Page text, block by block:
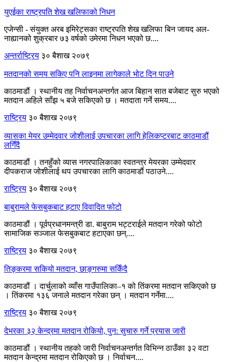
युएईका राष्ट्रपति शेख खलिफाको निधन
एजेन्सी - संयुक्त अरब इमिरेट्सका राष्ट्रपति शेख खलिफा बिन जायद अल-
नाह्यानको शुक्रबार ७३ वर्षको उमेरमा निधन भएको छ....
अन्तर्राष्ट्रिय ३० बैशाख २०७९
मतदानको समय सकिए पनि लाइनमा लागेकाले भोट दिन पाउने
काठमाडौं । स्थानीय तह निर्वाचनअन्तर्गत आज बिहान सात बजेबाट सुरु भएको
मतदान अहिले साँझ ५ बजे सकिएको छ । मतदाता गर्ने समय....
राष्ट्रिय ३० बैशाख २०७९
व्यासका मेयर उम्मेदवार जोशीलाई उपचारका लागि हेलिकप्टरबाट काठमाडौं
लगिँदै
काठमाडौं । तनहुँको व्यास नगरपालिकाका स्वतन्त्र मेयरका उम्मेदवार
दीपकराज जोशीलाई थप उपचारका लागि काठमाडौं पठाउने....
राष्ट्रिय ३० बैशाख २०७९
बाबुरामले फेसबुकबाट हटाए विवादित फोटो
काठमाडौं । पूर्वप्रधानमन्त्री डा. बाबुराम भट्टराईले मतदान गरेको फोटो
सामाजिक सञ्जाल फेसबुकबाट हटाएका छन्....
राष्ट्रिय ३० बैशाख २०७९
तिङ्करमा सकियो मतदान, छाङ्गरुमा सकिँदै
काठमाडौं । दार्चुलाको व्याँस गाउँपालिका–१ को तिंकरमा मतदान सकिएको छ
। तिंकरमा १३६ जनाले मतदान गरेका छन् । मतदान गर्नेमा....
राष्ट्रिय ३० बैशाख २०७९
देभरका ३२ केन्द्रमा मतदान रोकियो, पुन: सुचारु गर्ने प्रयास जारी
काठमाडौं । स्थानीय तहको जारी निर्वाचनअन्तर्गत विभिन्न ठाउँका ३२ वटा
मतदान केन्द्रमा मतदान रोकिएको छ । निर्वाचन....